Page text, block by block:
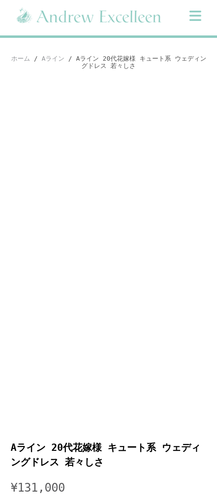
content
ホーム / Aライン / Aライン 20代花嫁様 キュート系 ウェディン
グドレス 若々しさ
Aライン 20代花嫁様 キュート系 ウェディ
ングドレス 若々しさ
¥131,000